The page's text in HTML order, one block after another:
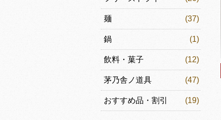
麺 (37)
鍋 (1)
飲料・菓子 (12)
茅乃舎ノ道具 (47)
おすすめ品・割引 (19)